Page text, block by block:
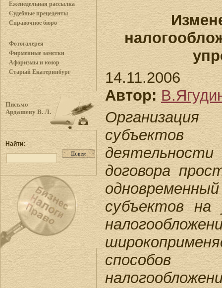
Еженедельная рассылка
Судебные прецеденты
Справочное бюро
Фотогалерея
Фирменные заметки
Афоризмы и юмор
Старый Екатеринбург
Письмо
Ардашеву В. Л.
Найти:
14.11.2006
Автор:
субъектов
договора
субъектов на